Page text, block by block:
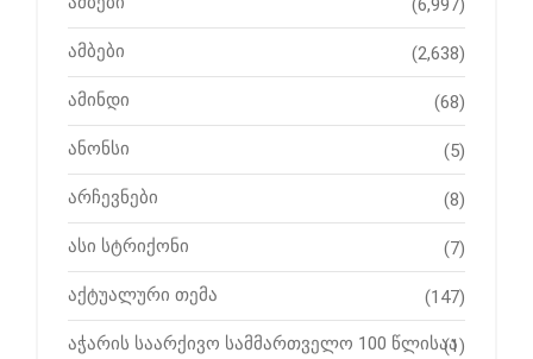
(6,997)
ამბები (2,638)
ამინდი (68)
ანონსი (5)
არჩევნები (8)
ასი სტრიქონი (7)
აქტუალური თემა (147)
აჭარის საარქივო სამმართველო 100 წლისაა
(1)